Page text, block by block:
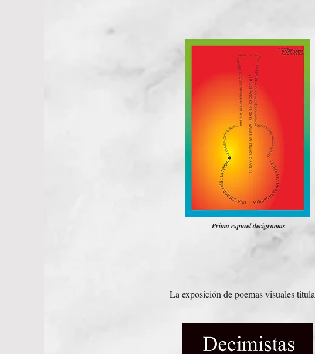
Prima espinel decigramas
La exposición de poemas visuales